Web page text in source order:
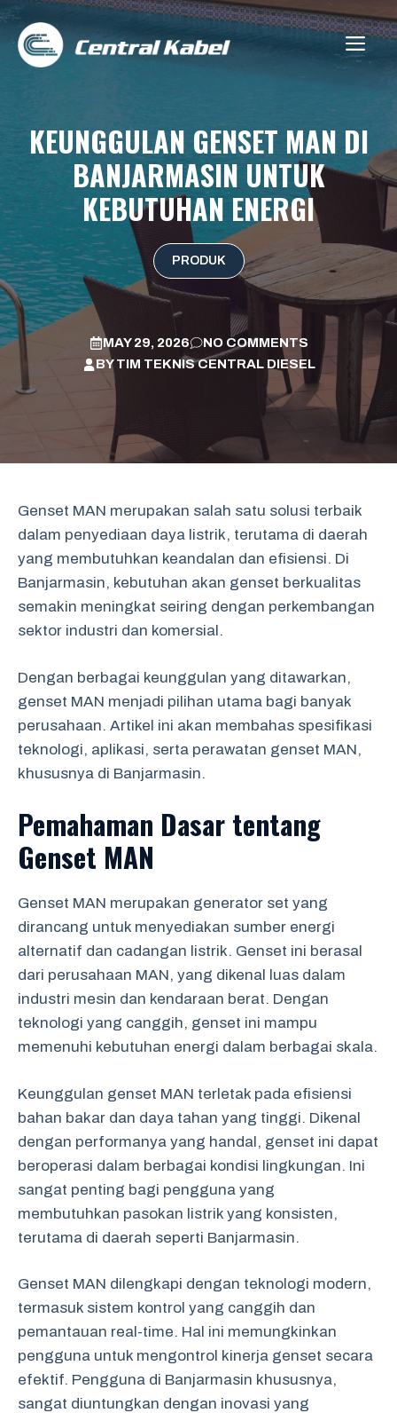
Skip
content
KEUNGGULAN GENSET MAN DI
BANJARMASIN UNTUK
KEBUTUHAN ENERGI
PRODUK
MAY 29, 2026
NO COMMENTS
BYTIM TEKNIS CENTRAL DIESEL
Genset MAN merupakan salah satu solusi terbaik
dalam penyediaan daya listrik, terutama di daerah
yang membutuhkan keandalan dan efisiensi. Di
Banjarmasin, kebutuhan akan genset berkualitas
semakin meningkat seiring dengan perkembangan
sektor industri dan komersial.
Dengan berbagai keunggulan yang ditawarkan,
genset MAN menjadi pilihan utama bagi banyak
perusahaan. Artikel ini akan membahas spesifikasi
teknologi, aplikasi, serta perawatan genset MAN,
khususnya di Banjarmasin.
Pemahaman Dasar tentang
Genset MAN
Genset MAN merupakan generator set yang
dirancang untuk menyediakan sumber energi
alternatif dan cadangan listrik. Genset ini berasal
dari perusahaan MAN, yang dikenal luas dalam
industri mesin dan kendaraan berat. Dengan
teknologi yang canggih, genset ini mampu
memenuhi kebutuhan energi dalam berbagai skala.
Keunggulan genset MAN terletak pada efisiensi
bahan bakar dan daya tahan yang tinggi. Dikenal
dengan performanya yang handal, genset ini dapat
beroperasi dalam berbagai kondisi lingkungan. Ini
sangat penting bagi pengguna yang
membutuhkan pasokan listrik yang konsisten,
terutama di daerah seperti Banjarmasin.
Genset MAN dilengkapi dengan teknologi modern,
termasuk sistem kontrol yang canggih dan
pemantauan real-time. Hal ini memungkinkan
pengguna untuk mengontrol kinerja genset secara
efektif. Pengguna di Banjarmasin khususnya,
sangat diuntungkan dengan inovasi yang